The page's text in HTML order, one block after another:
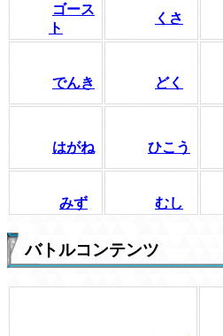
ゴース
ト
くさ
でんき どく
はがね ひこう
みず むし
バトルコンテンツ